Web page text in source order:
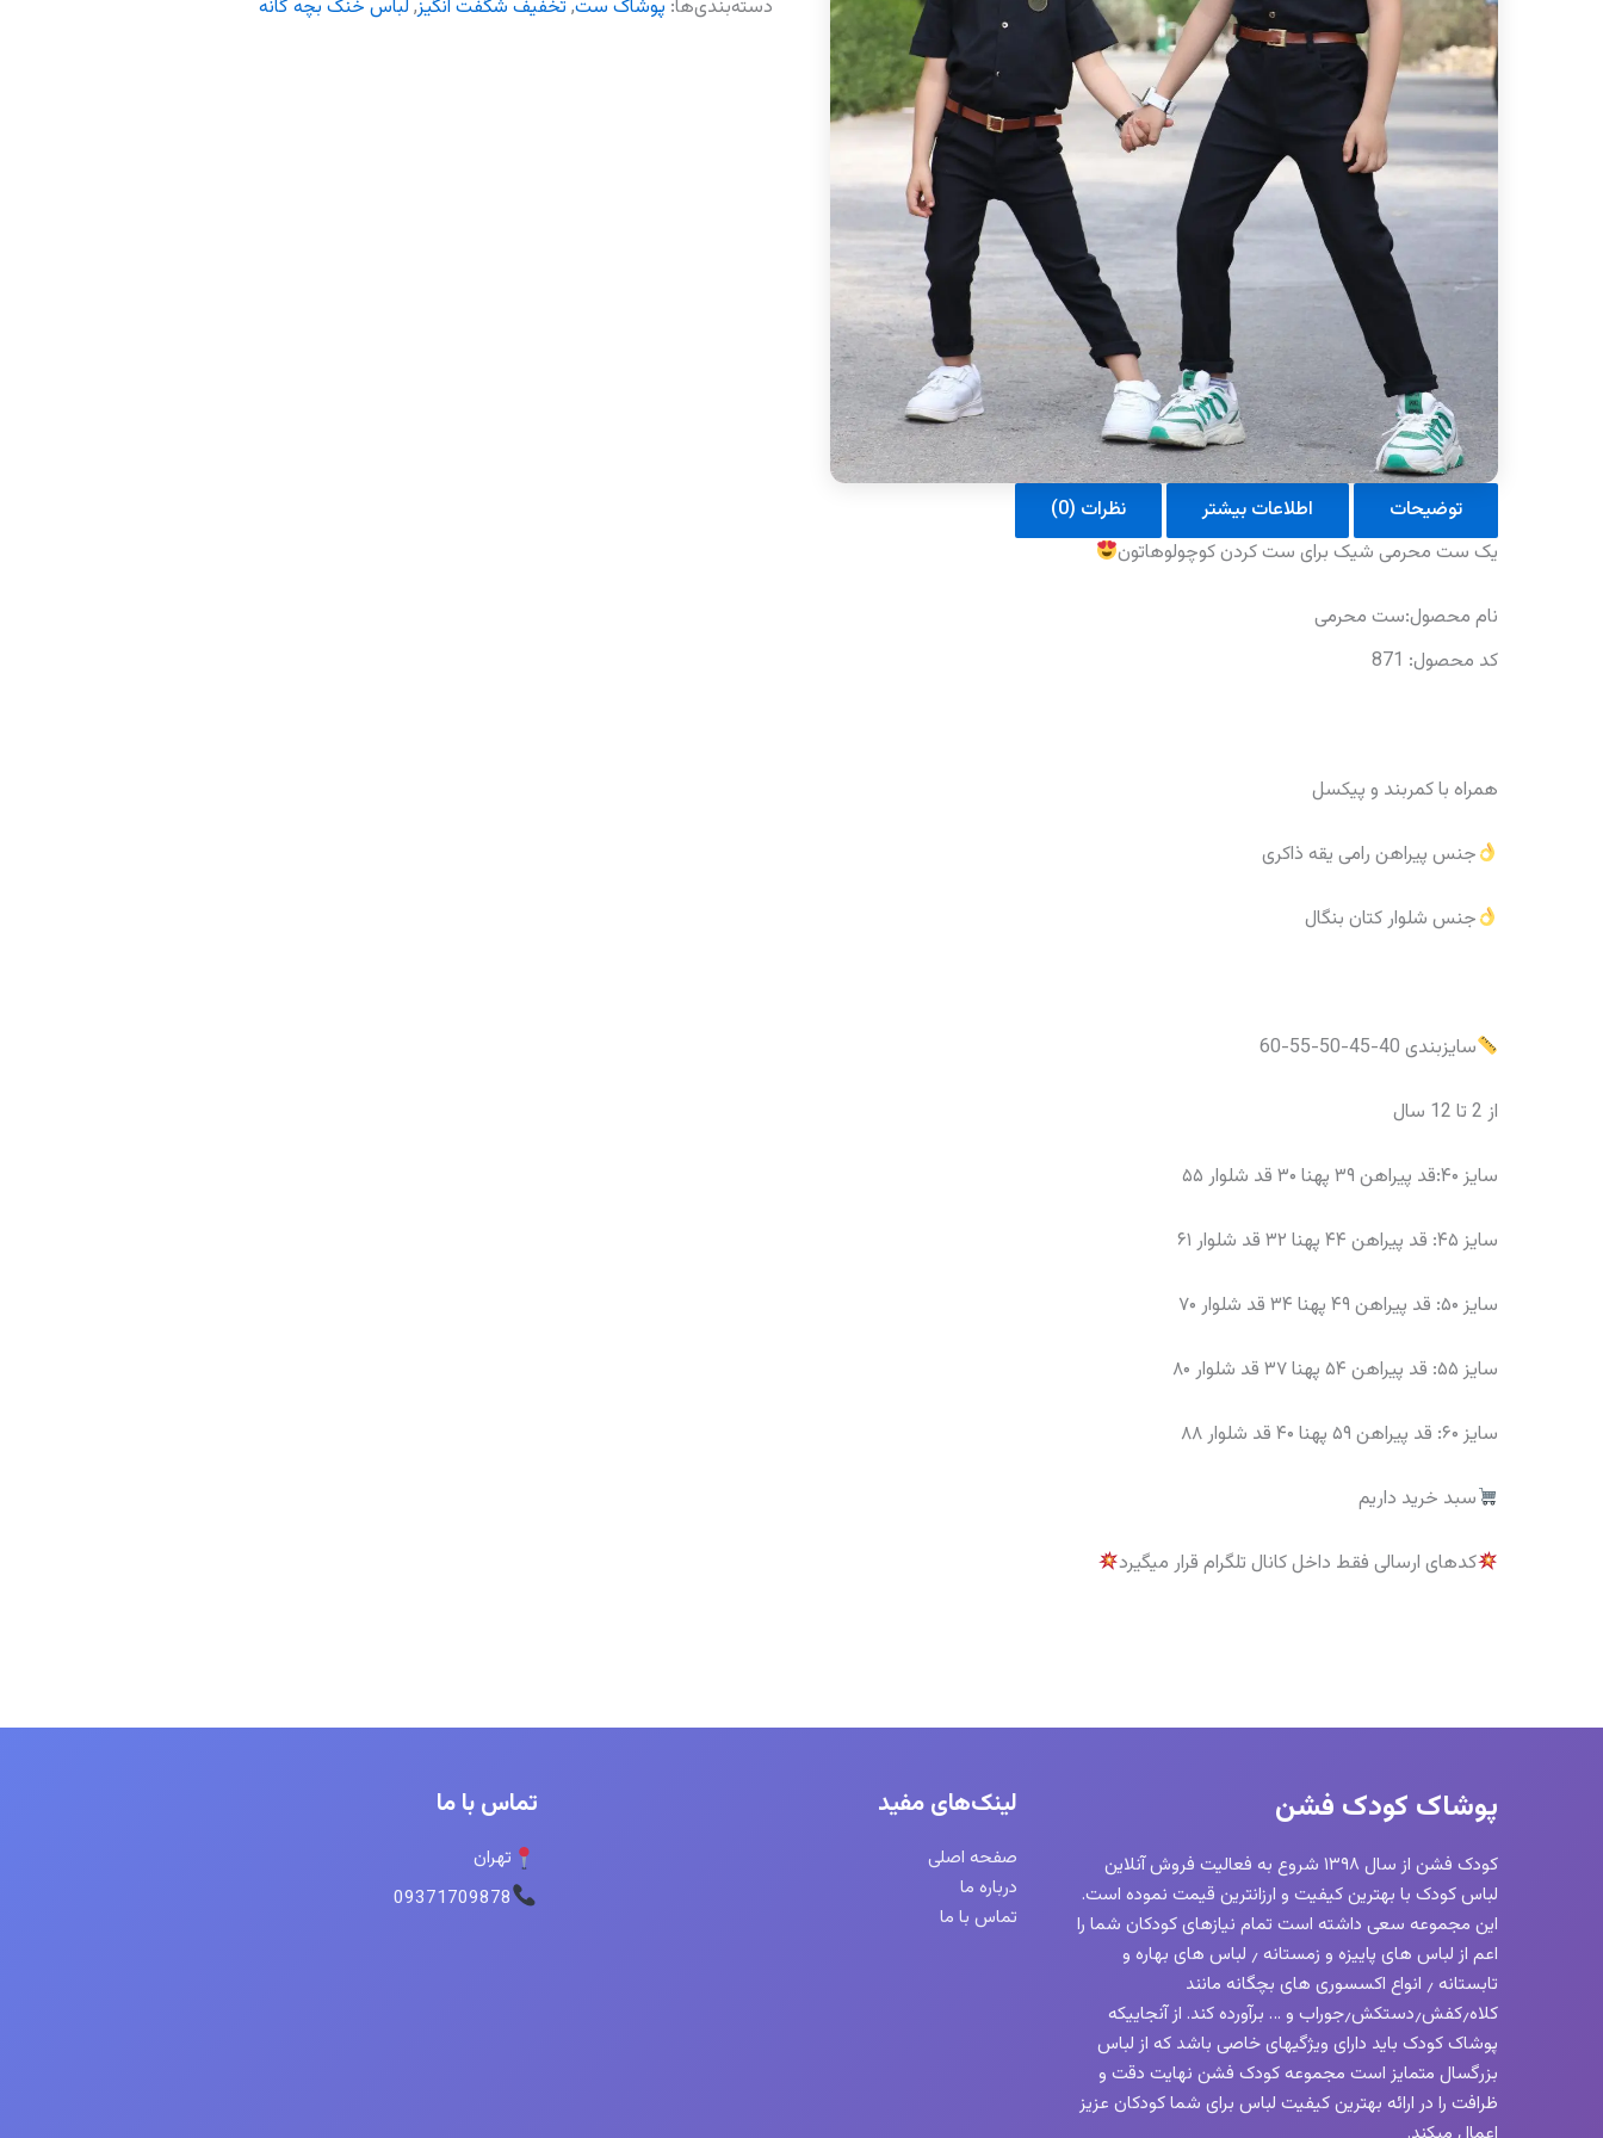
دسته‌بندی‌ها: پوشاک ست, تخفیف شگفت انگیز, لباس خنک بچه گانه
توضیحات اطلاعات بیشتر
نظرات (0)
یک ست محرمی شیک برای ست کردن کوچولوهاتون
نام محصول:ست محرمی
کد محصول: 871
همراه با کمربند و پیکسل
جنس پیراهن رامی یقه ذاکری
جنس شلوار کتان بنگال
سایزبندی 40-45-50-55-60
از 2 تا 12 سال
سایز ۴۰:قد پیراهن ۳۹ پهنا ۳۰ قد شلوار ۵۵
سایز ۴۵: قد پیراهن ۴۴ پهنا ۳۲ قد شلوار ۶۱
سایز ۵۰: قد پیراهن ۴۹ پهنا ۳۴ قد شلوار ۷۰
سایز ۵۵: قد پیراهن ۵۴ پهنا ۳۷ قد شلوار ۸۰
سایز ۶۰: قد پیراهن ۵۹ پهنا ۴۰ قد شلوار ۸۸
سبد خرید داریم
کدهای ارسالی فقط داخل کانال تلگرام قرار میگیرد
پوشاک کودک فشن
کودک فشن از سال ۱۳۹۸ شروع به فعالیت فروش آنلاین
لباس کودک با بهترین کیفیت و ارزانترین قیمت نموده است.
این مجموعه سعی داشته است تمام نیازهای کودکان شما را
اعم از لباس های پاییزه و زمستانه ٫ لباس های بهاره و
تابستانه ٫ انواع اکسسوری های بچگانه مانند
کلاه٫کفش٫دستکش٫جوراب و … برآورده کند. از آنجاییکه
پوشاک کودک باید دارای ویژگیهای خاصی باشد که از لباس
بزرگسال متمایز است مجموعه کودک فشن نهایت دقت و
ظرافت را در ارائه بهترین کیفیت لباس برای شما کودکان عزیز
لینک‌های مفید
صفحه اصلی
درباره ما
تماس با ما
تماس با ما
تهران
09371709878